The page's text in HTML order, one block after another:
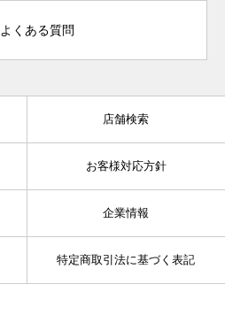
よくある質問
店舗検索
お客様対応方針
企業情報
特定商取引法に基づく表記